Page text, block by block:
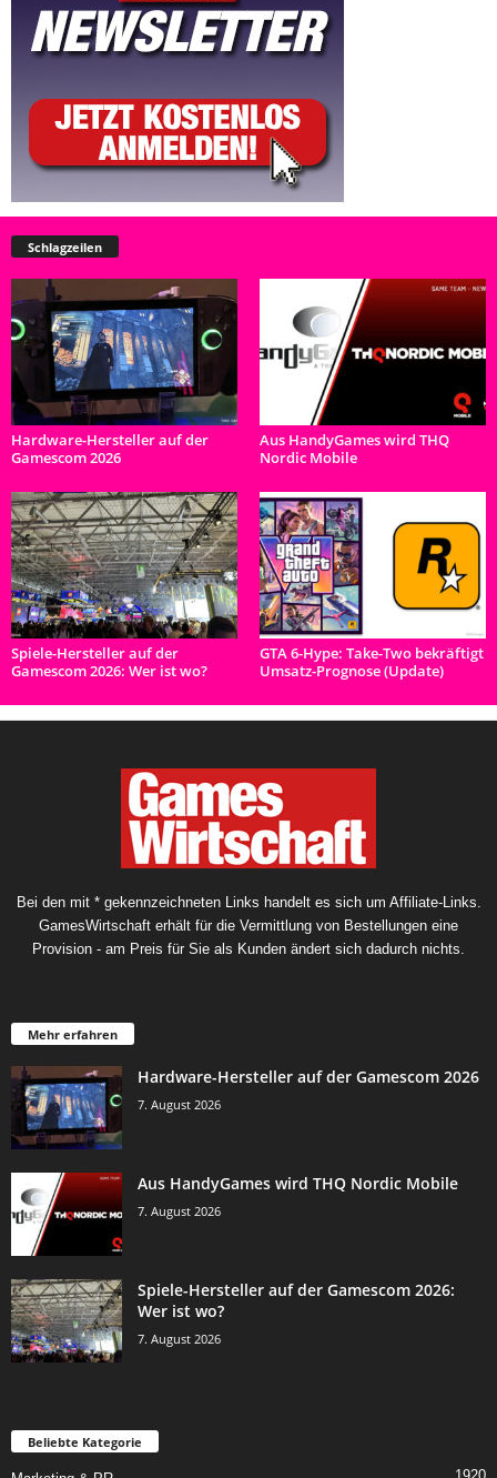
Schlagzeilen
Hardware-Hersteller auf der
Gamescom 2026
Aus HandyGames wird THQ
Nordic Mobile
Spiele-Hersteller auf der
Gamescom 2026: Wer ist wo?
GTA 6-Hype: Take-Two bekräftigt
Umsatz-Prognose (Update)
Bei den mit * gekennzeichneten Links handelt es sich um Affiliate-Links.
GamesWirtschaft erhält für die Vermittlung von Bestellungen eine
Provision - am Preis für Sie als Kunden ändert sich dadurch nichts.
Mehr erfahren
Hardware-Hersteller auf der Gamescom 2026
7. August 2026
Aus HandyGames wird THQ Nordic Mobile
7. August 2026
Spiele-Hersteller auf der Gamescom 2026:
Wer ist wo?
7. August 2026
Beliebte Kategorie